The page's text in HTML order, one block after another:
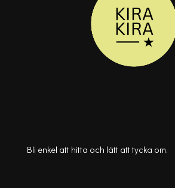
Bli enkel att hitta och lätt att tycka om.